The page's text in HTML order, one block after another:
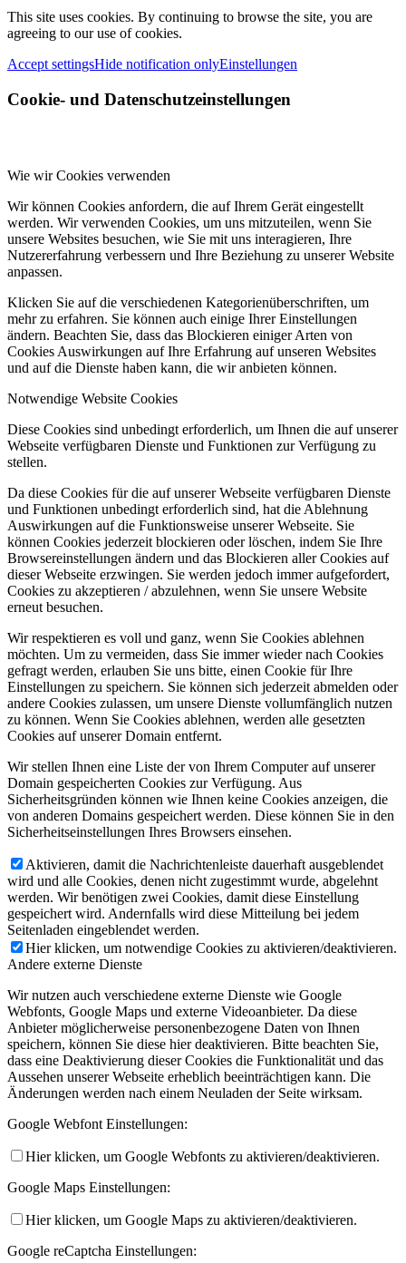
This site uses cookies. By continuing to browse the site, you are
agreeing to our use of cookies.
Accept settingsHide notification onlyEinstellungen
Cookie- und Datenschutzeinstellungen
Wie wir Cookies verwenden
Wir können Cookies anfordern, die auf Ihrem Gerät eingestellt
werden. Wir verwenden Cookies, um uns mitzuteilen, wenn Sie
unsere Websites besuchen, wie Sie mit uns interagieren, Ihre
Nutzererfahrung verbessern und Ihre Beziehung zu unserer Website
anpassen.
Klicken Sie auf die verschiedenen Kategorienüberschriften, um
mehr zu erfahren. Sie können auch einige Ihrer Einstellungen
ändern. Beachten Sie, dass das Blockieren einiger Arten von
Cookies Auswirkungen auf Ihre Erfahrung auf unseren Websites
und auf die Dienste haben kann, die wir anbieten können.
Notwendige Website Cookies
Diese Cookies sind unbedingt erforderlich, um Ihnen die auf unserer
Webseite verfügbaren Dienste und Funktionen zur Verfügung zu
stellen.
Da diese Cookies für die auf unserer Webseite verfügbaren Dienste
und Funktionen unbedingt erforderlich sind, hat die Ablehnung
Auswirkungen auf die Funktionsweise unserer Webseite. Sie
können Cookies jederzeit blockieren oder löschen, indem Sie Ihre
Browsereinstellungen ändern und das Blockieren aller Cookies auf
dieser Webseite erzwingen. Sie werden jedoch immer aufgefordert,
Cookies zu akzeptieren / abzulehnen, wenn Sie unsere Website
erneut besuchen.
Wir respektieren es voll und ganz, wenn Sie Cookies ablehnen
möchten. Um zu vermeiden, dass Sie immer wieder nach Cookies
gefragt werden, erlauben Sie uns bitte, einen Cookie für Ihre
Einstellungen zu speichern. Sie können sich jederzeit abmelden oder
andere Cookies zulassen, um unsere Dienste vollumfänglich nutzen
zu können. Wenn Sie Cookies ablehnen, werden alle gesetzten
Cookies auf unserer Domain entfernt.
Wir stellen Ihnen eine Liste der von Ihrem Computer auf unserer
Domain gespeicherten Cookies zur Verfügung. Aus
Sicherheitsgründen können wie Ihnen keine Cookies anzeigen, die
von anderen Domains gespeichert werden. Diese können Sie in den
Sicherheitseinstellungen Ihres Browsers einsehen.
Aktivieren, damit die Nachrichtenleiste dauerhaft ausgeblendet
wird und alle Cookies, denen nicht zugestimmt wurde, abgelehnt
werden. Wir benötigen zwei Cookies, damit diese Einstellung
gespeichert wird. Andernfalls wird diese Mitteilung bei jedem
Seitenladen eingeblendet werden.
Hier klicken, um notwendige Cookies zu aktivieren/deaktivieren.
Andere externe Dienste
Wir nutzen auch verschiedene externe Dienste wie Google
Webfonts, Google Maps und externe Videoanbieter. Da diese
Anbieter möglicherweise personenbezogene Daten von Ihnen
speichern, können Sie diese hier deaktivieren. Bitte beachten Sie,
dass eine Deaktivierung dieser Cookies die Funktionalität und das
Aussehen unserer Webseite erheblich beeinträchtigen kann. Die
Änderungen werden nach einem Neuladen der Seite wirksam.
Google Webfont Einstellungen:
Hier klicken, um Google Webfonts zu aktivieren/deaktivieren.
Google Maps Einstellungen:
Hier klicken, um Google Maps zu aktivieren/deaktivieren.
Google reCaptcha Einstellungen: